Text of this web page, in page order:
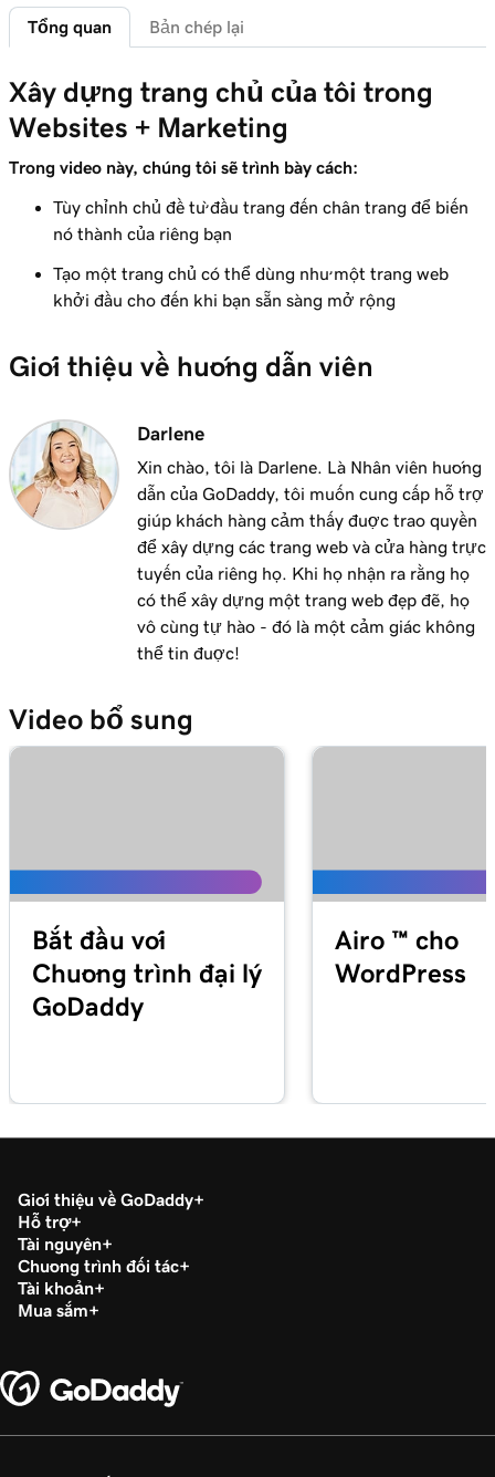
xã hội
Tạo hình ảnh sản phẩm nổi bật!
Bài học 7 (trong số 7)
Tạo hộp đèn ảnh
Tổng quan Bản chép lại
Xây dựng trang chủ của tôi trong
Websites + Marketing
Trong video này, chúng tôi sẽ trình bày cách:
Tùy chỉnh chủ đề từ đầu trang đến chân trang để biến
nó thành của riêng bạn
Tạo một trang chủ có thể dùng như một trang web
khởi đầu cho đến khi bạn sẵn sàng mở rộng
Giới thiệu về hướng dẫn viên
Darlene
Xin chào, tôi là Darlene. Là Nhân viên hướng
dẫn của GoDaddy, tôi muốn cung cấp hỗ trợ
giúp khách hàng cảm thấy được trao quyền
để xây dựng các trang web và cửa hàng trực
tuyến của riêng họ. Khi họ nhận ra rằng họ
có thể xây dựng một trang web đẹp đẽ, họ
vô cùng tự hào - đó là một cảm giác không
thể tin được!
Video bổ sung
Bắt đầu với
Chương trình đại lý
GoDaddy
Airo ™ cho
WordPress
Giới thiệu về GoDaddy
Hỗ trợ
Tài nguyên
Chương trình đối tác
Tài khoản
Mua sắm